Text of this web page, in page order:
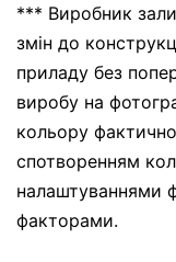
*** Виробник
змін до
приладу без
виробу на
кольору
спотворенням
налаштуваннями
факторами.